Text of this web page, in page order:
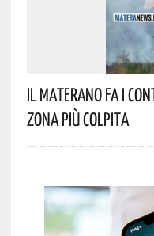
Il Materano Fa I
Zona Più Colpita